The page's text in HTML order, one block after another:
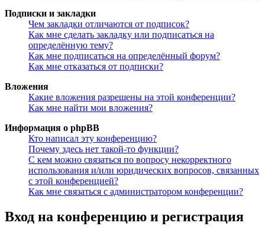
Подписки и закладки
Чем закладки отличаются от подписок?
Как мне сделать закладку или подписаться на
определённую тему?
Как мне подписаться на определённый форум?
Как мне отказаться от подписки?
Вложения
Какие вложения разрешены на этой конференции?
Как мне найти мои вложения?
Информация о phpBB
Кто написал эту конференцию?
Почему здесь нет такой-то функции?
С кем можно связаться по вопросу некорректного
использования и/или юридических вопросов, связанных
с этой конференцией?
Как мне связаться с администратором конференции?
Вход на конференцию и регистрация